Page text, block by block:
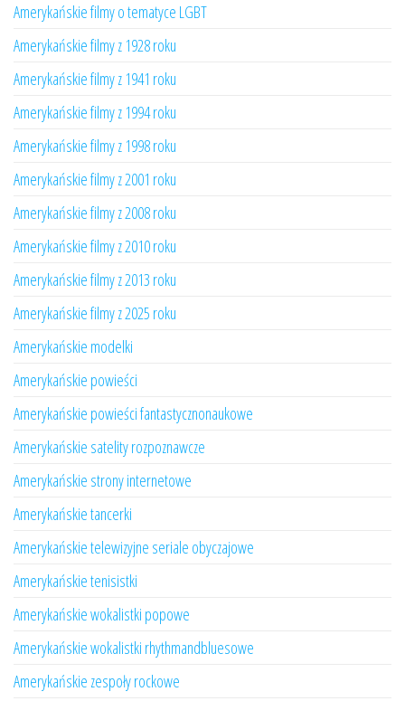
Amerykańskie filmy o tematyce LGBT
Amerykańskie filmy z 1928 roku
Amerykańskie filmy z 1941 roku
Amerykańskie filmy z 1994 roku
Amerykańskie filmy z 1998 roku
Amerykańskie filmy z 2001 roku
Amerykańskie filmy z 2008 roku
Amerykańskie filmy z 2010 roku
Amerykańskie filmy z 2013 roku
Amerykańskie filmy z 2025 roku
Amerykańskie modelki
Amerykańskie powieści
Amerykańskie powieści fantastycznonaukowe
Amerykańskie satelity rozpoznawcze
Amerykańskie strony internetowe
Amerykańskie tancerki
Amerykańskie telewizyjne seriale obyczajowe
Amerykańskie tenisistki
Amerykańskie wokalistki popowe
Amerykańskie wokalistki rhythmandbluesowe
Amerykańskie zespoły rockowe